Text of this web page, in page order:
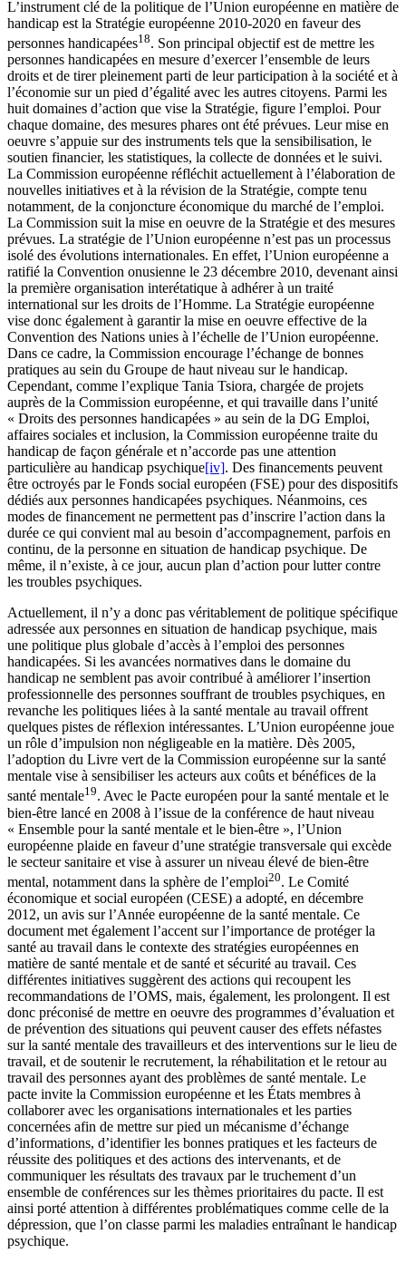
L’instrument clé de la politique de l’Union européenne en matière de
handicap est la Stratégie européenne 2010-2020 en faveur des
personnes handicapées18. Son principal objectif est de mettre les
personnes handicapées en mesure d’exercer l’ensemble de leurs
droits et de tirer pleinement parti de leur participation à la société et à
l’économie sur un pied d’égalité avec les autres citoyens. Parmi les
huit domaines d’action que vise la Stratégie, figure l’emploi. Pour
chaque domaine, des mesures phares ont été prévues. Leur mise en
oeuvre s’appuie sur des instruments tels que la sensibilisation, le
soutien financier, les statistiques, la collecte de données et le suivi.
La Commission européenne réfléchit actuellement à l’élaboration de
nouvelles initiatives et à la révision de la Stratégie, compte tenu
notamment, de la conjoncture économique du marché de l’emploi.
La Commission suit la mise en oeuvre de la Stratégie et des mesures
prévues. La stratégie de l’Union européenne n’est pas un processus
isolé des évolutions internationales. En effet, l’Union européenne a
ratifié la Convention onusienne le 23 décembre 2010, devenant ainsi
la première organisation interétatique à adhérer à un traité
international sur les droits de l’Homme. La Stratégie européenne
vise donc également à garantir la mise en oeuvre effective de la
Convention des Nations unies à l’échelle de l’Union européenne.
Dans ce cadre, la Commission encourage l’échange de bonnes
pratiques au sein du Groupe de haut niveau sur le handicap.
Cependant, comme l’explique Tania Tsiora, chargée de projets
auprès de la Commission européenne, et qui travaille dans l’unité
« Droits des personnes handicapées » au sein de la DG Emploi,
affaires sociales et inclusion, la Commission européenne traite du
handicap de façon générale et n’accorde pas une attention
particulière au handicap psychique[iv]. Des financements peuvent
être octroyés par le Fonds social européen (FSE) pour des dispositifs
dédiés aux personnes handicapées psychiques. Néanmoins, ces
modes de financement ne permettent pas d’inscrire l’action dans la
durée ce qui convient mal au besoin d’accompagnement, parfois en
continu, de la personne en situation de handicap psychique. De
même, il n’existe, à ce jour, aucun plan d’action pour lutter contre
les troubles psychiques.
Actuellement, il n’y a donc pas véritablement de politique spécifique
adressée aux personnes en situation de handicap psychique, mais
une politique plus globale d’accès à l’emploi des personnes
handicapées. Si les avancées normatives dans le domaine du
handicap ne semblent pas avoir contribué à améliorer l’insertion
professionnelle des personnes souffrant de troubles psychiques, en
revanche les politiques liées à la santé mentale au travail offrent
quelques pistes de réflexion intéressantes. L’Union européenne joue
un rôle d’impulsion non négligeable en la matière. Dès 2005,
l’adoption du Livre vert de la Commission européenne sur la santé
mentale vise à sensibiliser les acteurs aux coûts et bénéfices de la
santé mentale19. Avec le Pacte européen pour la santé mentale et le
bien-être lancé en 2008 à l’issue de la conférence de haut niveau
« Ensemble pour la santé mentale et le bien-être », l’Union
européenne plaide en faveur d’une stratégie transversale qui excède
le secteur sanitaire et vise à assurer un niveau élevé de bien-être
mental, notamment dans la sphère de l’emploi20. Le Comité
économique et social européen (CESE) a adopté, en décembre
2012, un avis sur l’Année européenne de la santé mentale. Ce
document met également l’accent sur l’importance de protéger la
santé au travail dans le contexte des stratégies européennes en
matière de santé mentale et de santé et sécurité au travail. Ces
différentes initiatives suggèrent des actions qui recoupent les
recommandations de l’OMS, mais, également, les prolongent. Il est
donc préconisé de mettre en oeuvre des programmes d’évaluation et
de prévention des situations qui peuvent causer des effets néfastes
sur la santé mentale des travailleurs et des interventions sur le lieu de
travail, et de soutenir le recrutement, la réhabilitation et le retour au
travail des personnes ayant des problèmes de santé mentale. Le
pacte invite la Commission européenne et les États membres à
collaborer avec les organisations internationales et les parties
concernées afin de mettre sur pied un mécanisme d’échange
d’informations, d’identifier les bonnes pratiques et les facteurs de
réussite des politiques et des actions des intervenants, et de
communiquer les résultats des travaux par le truchement d’un
ensemble de conférences sur les thèmes prioritaires du pacte. Il est
ainsi porté attention à différentes problématiques comme celle de la
dépression, que l’on classe parmi les maladies entraînant le handicap
psychique.